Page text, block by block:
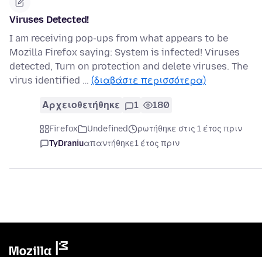
Viruses Detected!
I am receiving pop-ups from what appears to be
Mozilla Firefox saying: System is infected! Viruses
detected, Turn on protection and delete viruses. The
virus identified … (διαβάστε περισσότερα)
Αρχειοθετήθηκε 1 180
Firefox Undefined
ρωτήθηκε στις 1 έτος πριν
TyDraniuαπαντήθηκε1 έτος πριν